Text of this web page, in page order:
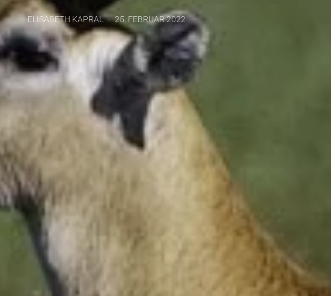
ELISABETH KAPRAL 25. FEBRUAR 2022